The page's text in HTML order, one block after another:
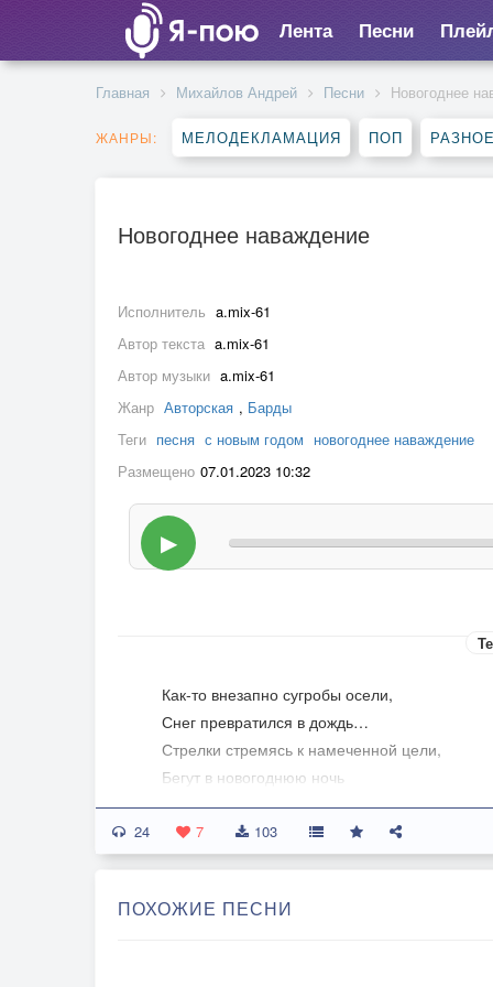
Лента Песни
Главная Михайлов Андрей Песни Новогоднее
ЖАНРЫ: МЕЛОДЕКЛАМАЦИЯ ПОП РАЗНОЕ
Новогоднее наваждение
Исполнитель a.mix-61
Автор текста a.mix-61
Автор музыки a.mix-61
Жанр Авторская , Барды
Теги песня с новым годом новогоднее наваждение
Размещено 07.01.2023 10:32
▶
Как-то внезапно сугробы осели,
Снег превратился в дождь…
Стрелки стремясь к намеченной цели,
Бегут в новогоднюю ночь
Всё как обычно и Женя Лукашин
С экрана поёт про ясень,
Вид ёлки в огнях прекрасен…
24 7 103
ПОХОЖИЕ ПЕСНИ